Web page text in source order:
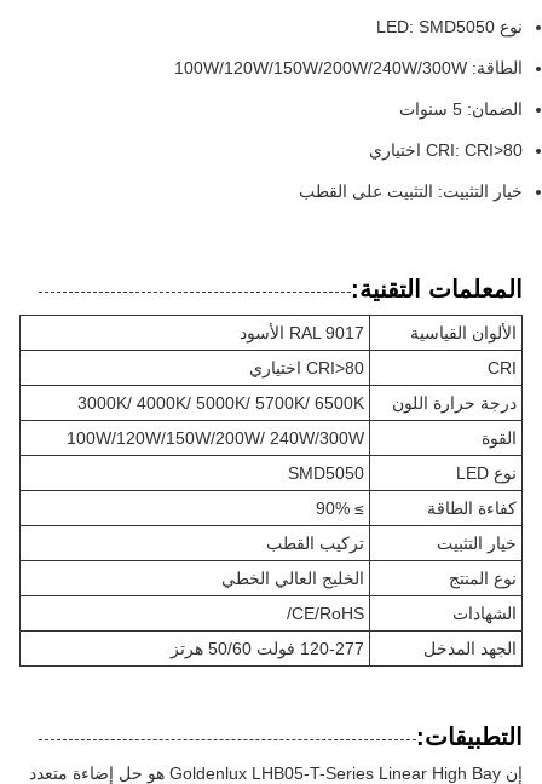
نوع LED: SMD5050
الطاقة: 100W/120W/150W/200W/240W/300W
الضمان: 5 سنوات
CRI: CRI>80 اختياري
خيار التثبيت: التثبيت على القطب
المعلمات التقنية:
الألوان القياسية
RAL 9017 الأسود
CRI
CRI>80 اختياري
درجة حرارة اللون
3000K/ 4000K/ 5000K/ 5700K/ 6500K
القوة
100W/120W/150W/200W/ 240W/300W
نوع LED
SMD5050
كفاءة الطاقة
≥ 90%
خيار التثبيت
تركيب القطب
نوع المنتج
الخليج العالي الخطي
الشهادات
CE/RoHS/
الجهد المدخل
120-277 فولت 50/60 هرتز
التطبيقات:
إن Goldenlux LHB05-T-Series Linear High Bay هو حل إضاءة متعدد